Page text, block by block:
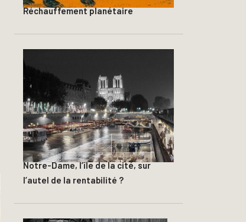
Réchauffement planétaire
Notre-Dame, l’île de la cité, sur
l’autel de la rentabilité ?